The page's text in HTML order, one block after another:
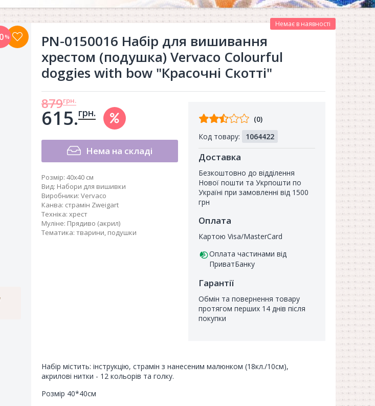
%
PN-0150016 Набір для вишивання
хрестом (подушка) Vervaco Colourful
doggies with bow "Красочні Скотті"
Немає в наявності
879грн.
615.грн.
Нема на складі
Розмір: 40x40 см
Вид: Набори для вишивки
Виробники: Vervaco
Канва: страмін Zweigart
Техніка: хрест
Муліне: Прядиво (акрил)
Тематика: тварини, подушки
Відгуків
покупців
(0)
Код товару:
1064422
Доставка
Безкоштовно до відділення
Нової пошти та Укрпошти по
Україні при замовленні від 1500
грн
Оплата
Картою Visa/MasterCard
Оплата частинами від
ПриватБанку
Гарантії
Обмін та повернення товару
протягом перших 14 днів після
покупки
Набір містить: інструкцію, страмін з нанесеним малюнком (18кл./10см),
акрилові нитки - 12 кольорів та голку.
Розмір 40*40см